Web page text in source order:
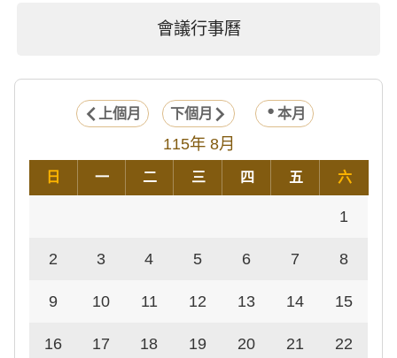
會議行事曆
上個月 下個月 本月
115年 8月
日 一 二 三 四 五 六
1
2 3 4 5 6 7 8
9 10 11 12 13 14 15
16 17 18 19 20 21 22